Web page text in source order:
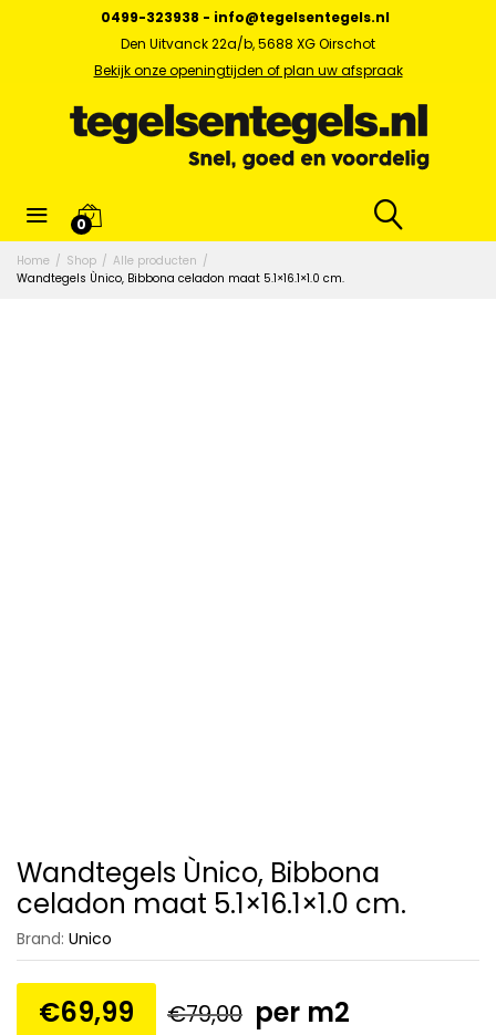
0499-323938 - info@tegelsentegels.nl
Den Uitvanck 22a/b, 5688 XG Oirschot
Bekijk onze openingtijden of plan uw afspraak
0
Home / Shop / Alle producten /
Wandtegels Ùnico, Bibbona celadon maat 5.1×16.1×1.0 cm.
Wandtegels Ùnico, Bibbona
celadon maat 5.1×16.1×1.0 cm.
Brand: Unico
€69,99 €79,00 per m2